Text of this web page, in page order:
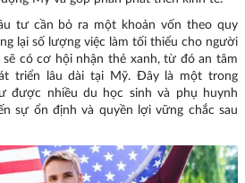
tư cần bỏ ra một khoản vốn theo quy
lại số lượng việc làm tối thiểu cho người
có cơ hội nhận thẻ xanh, từ đó an tâm
triển lâu dài tại Mỹ. Đây là một trong
được nhiều du học sinh và phụ huynh
sự ổn định và quyền lợi vững chắc sau